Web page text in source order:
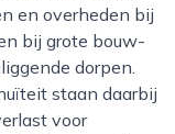
en overheden bij
bij grote bouw-
dorpen.
staan daarbij
voor